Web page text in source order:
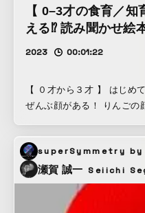
をもとに、反射や屈折とい
を映像的な解釈で表現した
【 0–3才の食育／
える⁉︎ 読み聞かせ絵
2023 00:01:22
【 ０才から３才 】 はじめ
ぜんぶ顔がある！ りんごの
たろうの著者でもあるオタ
で制作！ 【 柔軟な発想を感覚で身につける！ 】 東京大学名
誉教授の汐見稔幸先生より
発想を学べます」 【 食べ物を愛でられる食育の視点も 】 料
理家・管理栄養士の長谷川
superSymmetry
瀬賀 誠一 Seiichi